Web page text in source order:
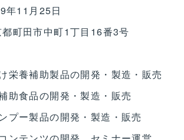
11月25日
田市中町1丁目16番3号
栄養補助製品の開発・製造・販売
助食品の開発・製造・販売
プー製品の開発・製造・販売